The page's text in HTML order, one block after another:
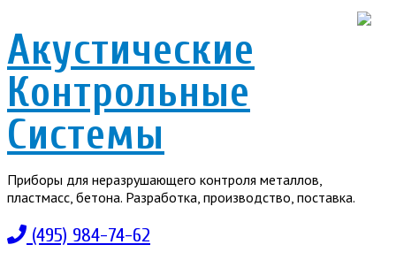
Акустические
Контрольные
Системы
Приборы для неразрушающего контроля металлов,
пластмасс, бетона. Разработка, производство, поставка.
(495) 984-74-62